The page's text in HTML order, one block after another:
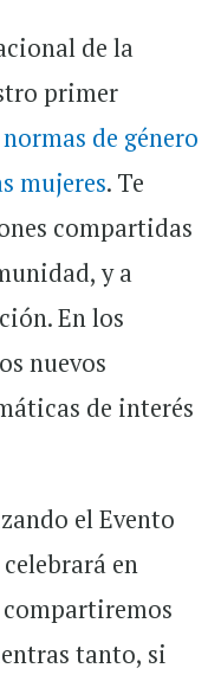
de la
primer
de género
mujeres. Te
compartidas
y a
En los
nuevos
de interés
el Evento
en
tanto, si